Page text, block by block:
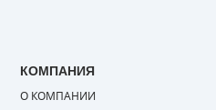
КОМПАНИЯ
О КОМПАНИИ